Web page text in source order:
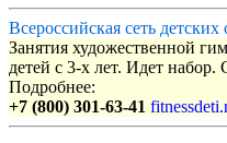
Всероссийская сеть
Занятия художественной
детей с 3-х лет. Идет
Подробнее:
+7 (800) 301-63-41